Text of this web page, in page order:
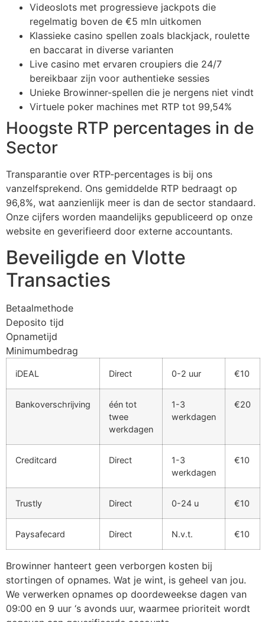
Panel
Panel
oku
Panel
Panel
panel
Oku
panel
panel
panel
panel
Hacklink
panel
panel
panel
panel
Videoslots met progressieve jackpots die
regelmatig boven de €5 mln uitkomen
Klassieke casino spellen zoals blackjack, roulette
en baccarat in diverse varianten
Live casino met ervaren croupiers die 24/7
bereikbaar zijn voor authentieke sessies
Unieke Browinner-spellen die je nergens niet vindt
Virtuele poker machines met RTP tot 99,54%
Hoogste RTP percentages in de
Sector
Transparantie over RTP-percentages is bij ons
vanzelfsprekend. Ons gemiddelde RTP bedraagt op
96,8%, wat aanzienlijk meer is dan de sector standaard.
Onze cijfers worden maandelijks gepubliceerd op onze
website en geverifieerd door externe accountants.
Beveiligde en Vlotte
Transacties
Betaalmethode
Deposito tijd
Opnametijd
Minimumbedrag
iDEAL Direct 0-2 uur €10
Bankoverschrijving
één tot
twee
werkdagen
1-3
werkdagen
€20
Creditcard Direct
1-3
werkdagen
€10
Trustly Direct 0-24 u €10
Paysafecard Direct N.v.t. €10
Browinner hanteert geen verborgen kosten bij
stortingen of opnames. Wat je wint, is geheel van jou.
We verwerken opnames op doordeweekse dagen van
09:00 en 9 uur ‘s avonds uur, waarmee prioriteit wordt